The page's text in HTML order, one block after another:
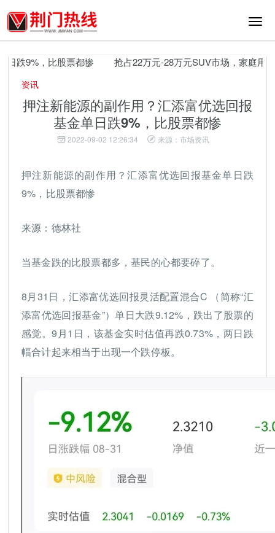
切
航
9%，比股票都惨 抢占22万元-28万元SUV市场，家庭用户
资讯
押注新能源的副作用？汇添富优选回报
基金单日跌9%，比股票都惨
2022-09-02 12:26:34 来源：市场资讯
押注新能源的副作用？汇添富优选回报基金单日跌
9%，比股票都惨
来源：德林社
当基金跌的比股票都多，基民的心都要碎了。
8月31日，汇添富优选回报灵活配置混合C （简称“汇
添富优选回报基金”）单日大跌9.12%，跌出了股票的
感觉。9月1日，该基金实时估值再跌0.73%，两日跌
幅合计起来相当于出现一个跌停板。